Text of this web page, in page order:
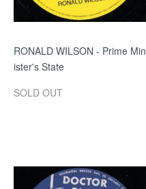
RONALD WILSON - Prime Min
ister's State
SOLD OUT